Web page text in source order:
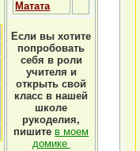
Матата
Если вы хотите
попробовать
себя в роли
учителя и
открыть свой
класс в нашей
школе
рукоделия,
пишите в моем
домике